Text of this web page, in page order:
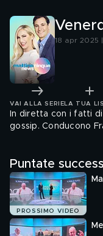
18 apr 2025
VAI ALLA SERIE LA TUA
In diretta con i fatti
gossip. Conducono
Puntate
PROSSIMO VIDEO